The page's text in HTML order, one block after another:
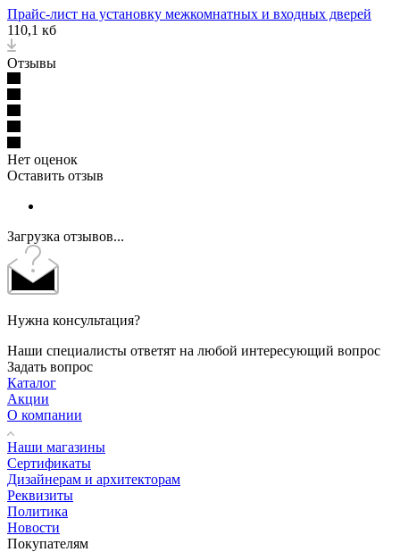
Прайс-лист на установку межкомнатных и входных дверей
110,1 кб
Отзывы
Нет оценок
Оставить отзыв
Загрузка отзывов...
Нужна консультация?
Наши специалисты ответят на любой интересующий вопрос
Задать вопрос
Каталог
Акции
О компании
Наши магазины
Сертификаты
Дизайнерам и архитекторам
Реквизиты
Политика
Новости
Покупателям